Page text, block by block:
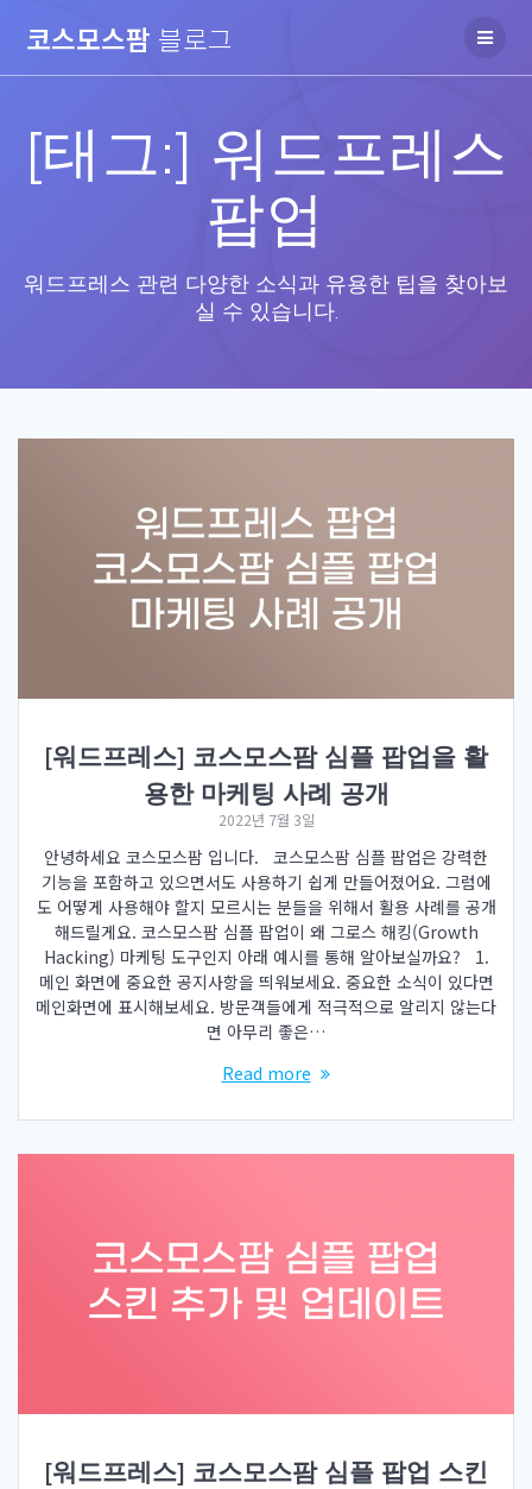
코스모스팜 블로그
[태그:] 워드프레스
팝업
워드프레스 관련 다양한 소식과 유용한 팁을 찾아보
실 수 있습니다.
[워드프레스] 코스모스팜 심플 팝업을 활
용한 마케팅 사례 공개
2022년 7월 3일
안녕하세요 코스모스팜 입니다. 코스모스팜 심플 팝업은 강력한
기능을 포함하고 있으면서도 사용하기 쉽게 만들어졌어요. 그럼에
도 어떻게 사용해야 할지 모르시는 분들을 위해서 활용 사례를 공개
해드릴게요. 코스모스팜 심플 팝업이 왜 그로스 해킹(Growth
Hacking) 마케팅 도구인지 아래 예시를 통해 알아보실까요? 1.
메인 화면에 중요한 공지사항을 띄워보세요. 중요한 소식이 있다면
메인화면에 표시해보세요. 방문객들에게 적극적으로 알리지 않는다
면 아무리 좋은…
Read more
[워드프레스] 코스모스팜 심플 팝업 스킨